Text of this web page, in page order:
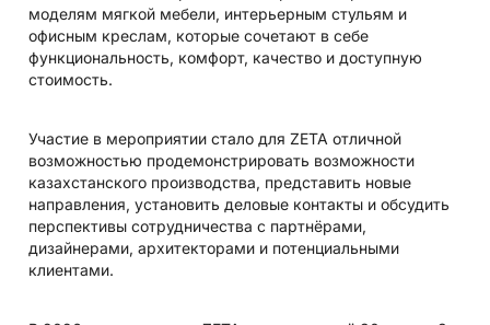
моделям мягкой мебели, интерьерным стульям и
офисным креслам, которые сочетают в себе
функциональность, комфорт, качество и доступную
стоимость.
Участие в мероприятии стало для ZETA отличной
возможностью продемонстрировать возможности
казахстанского производства, представить новые
направления, установить деловые контакты и обсудить
перспективы сотрудничества с партнёрами,
дизайнерами, архитекторами и потенциальными
клиентами.